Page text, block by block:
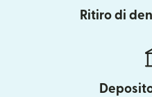
Ritiro di